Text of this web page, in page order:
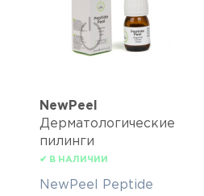
NewPeel
Дерматологические
пилинги
✔ В НАЛИЧИИ
NewPeel Peptide